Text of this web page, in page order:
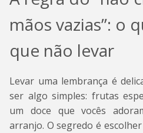
mãos vazias”: o
que não levar
Levar uma lembrança é
ser algo simples: frutas
um doce que vocês
arranjo. O segredo é